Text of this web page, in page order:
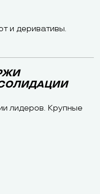
и деривативы.
лидеров. Крупные